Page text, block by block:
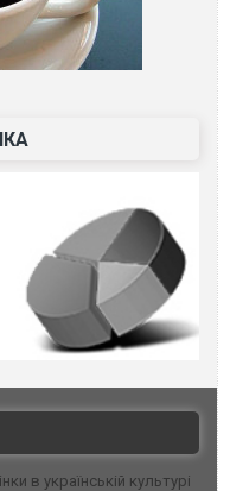
в українській культурі